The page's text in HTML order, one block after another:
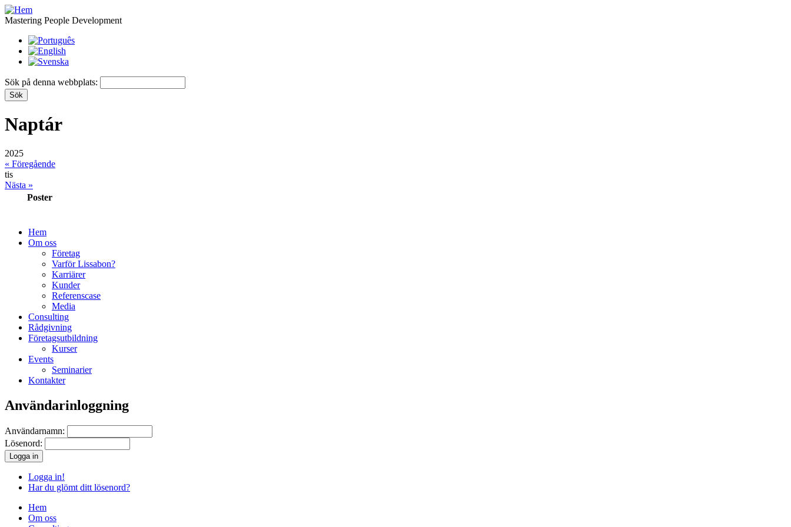
Mastering People Development
Sök på denna webbplats:
Naptár
2025
« Föregående
tis
Nästa »
Poster
Hem
Om oss
Företag
Varför Lissabon?
Karriärer
Kunder
Referenscase
Media
Consulting
Rådgivning
Företagsutbildning
Kurser
Events
Seminarier
Kontakter
Användarinloggning
Användarnamn:
Lösenord:
Logga in!
Har du glömt ditt lösenord?
Hem
Om oss